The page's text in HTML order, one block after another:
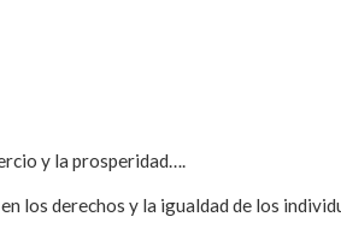
y la prosperidad….
los derechos y la igualdad de los